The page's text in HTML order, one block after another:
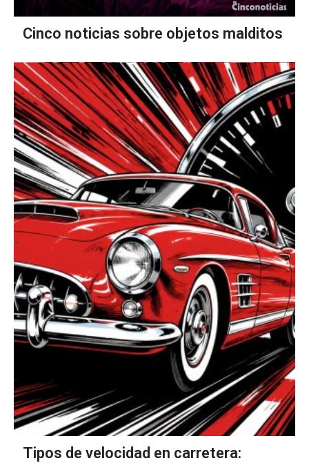
Cinco noticias sobre objetos malditos
Tipos de velocidad en carretera: